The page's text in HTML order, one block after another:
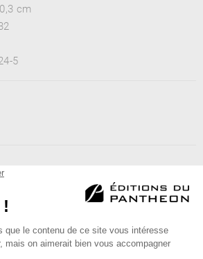
cm
5
Haïti, Paris, société, social, roman, conte
sociologie, amour, entraide
- 12, rue Antoine Bourdelle